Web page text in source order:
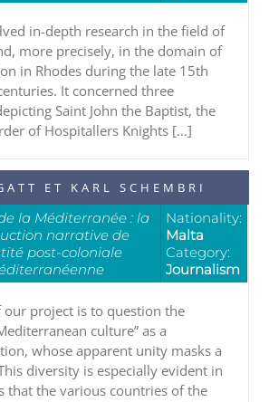
in-depth research in the field of
more precisely, in the domain of
in Rhodes during the late 15th
It concerned three
Saint John the Baptist, the
of Hospitallers Knights […]
ET KARL SCHEMBRI
la Méditerranée : la
narrative de
post-coloniale
Nationality:
Malta
Category:
Journalism
project is to question the
culture” as a
whose apparent unity masks a
diversity is especially evident in
that the various countries of the